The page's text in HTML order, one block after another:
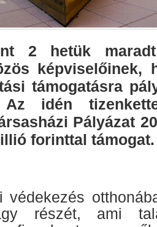
2 hetük
képviselőinek,
támogatásra
Az idén
Pályázat
forinttal támogat.
védekezés
részét, ami